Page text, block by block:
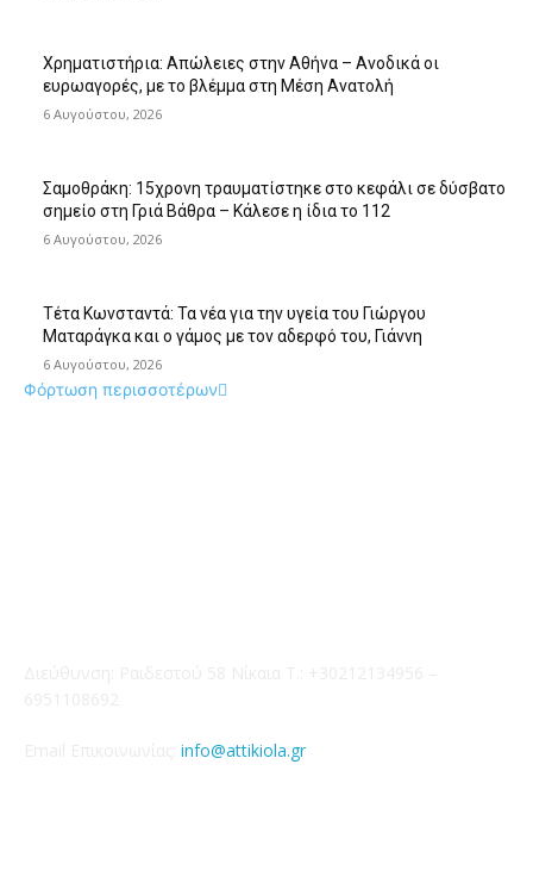
Χρηματιστήρια: Απώλειες στην Αθήνα – Ανοδικά οι
ευρωαγορές, με το βλέμμα στη Μέση Ανατολή
6 Αυγούστου, 2026
Σαμοθράκη: 15χρονη τραυματίστηκε στο κεφάλι σε δύσβατο
σημείο στη Γριά Βάθρα – Κάλεσε η ίδια το 112
6 Αυγούστου, 2026
Τέτα Κωνσταντά: Τα νέα για την υγεία του Γιώργου
Ματαράγκα και ο γάμος με τον αδερφό του, Γιάννη
6 Αυγούστου, 2026
Φόρτωση περισσοτέρων
info@attikiola.gr